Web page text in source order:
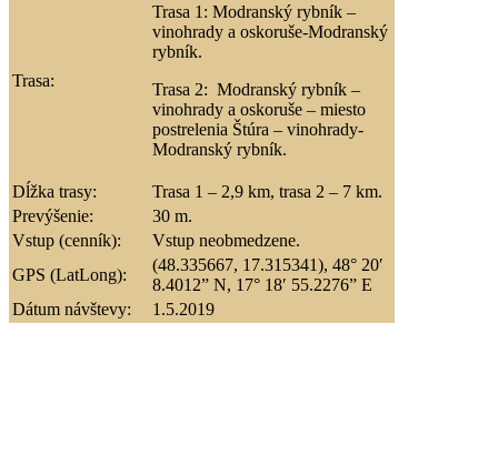
Trasa:
Trasa 1: Modranský rybník –
vinohrady a oskoruše-Modranský
rybník.
Trasa 2: Modranský rybník –
vinohrady a oskoruše – miesto
postrelenia Štúra – vinohrady-
Modranský rybník.
Dĺžka trasy:
Trasa 1 – 2,9 km, trasa 2 – 7 km.
Prevýšenie:
30 m.
Vstup (cenník):
Vstup neobmedzene.
GPS (LatLong):
(48.335667, 17.315341), 48° 20′
8.4012” N, 17° 18′ 55.2276” E
Dátum návštevy:
1.5.2019